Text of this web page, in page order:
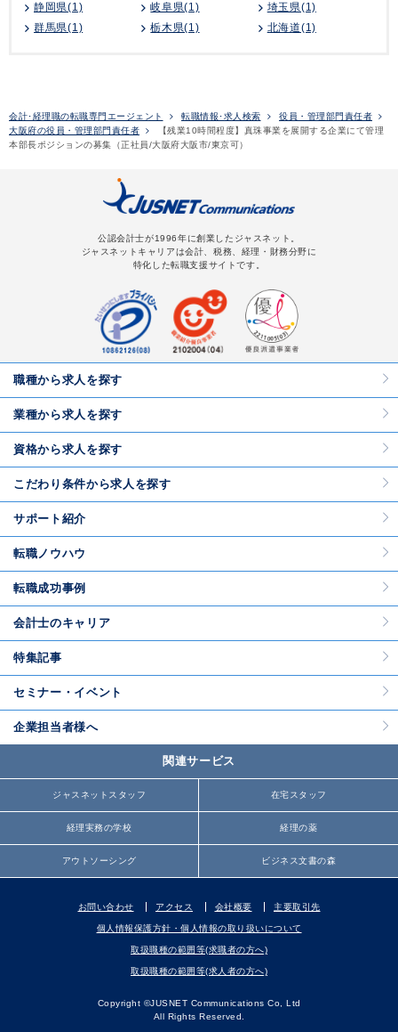
静岡県(1)
岐阜県(1)
埼玉県(1)
群馬県(1)
栃木県(1) 北海道(1)
会計･経理職の転職専門エージェント 転職情報･求人検索
役員・管理部門責任者
大阪府の役員・管理部門責任者
【残業10時間程度】真珠事業を展開する企業にて管理
本部長ポジションの募集（正社員/大阪府大阪市/東京可）
公認会計士が1996年に創業したジャスネット。
ジャスネットキャリアは会計、税務、経理・財務分野に
特化した転職支援サイトです。
職種から求人を探す
業種から求人を探す
資格から求人を探す
こだわり条件から求人を探す
サポート紹介
転職ノウハウ
転職成功事例
会計士のキャリア
特集記事
セミナー・イベント
企業担当者様へ
関連サービス
ジャスネットスタッフ 在宅スタッフ
経理実務の学校 経理の薬
アウトソーシング ビジネス文書の森
お問い合わせ アクセス 会社概要 主要取引先
個人情報保護方針・個人情報の取り扱いについて
取扱職種の範囲等(求職者の方へ)
取扱職種の範囲等(求人者の方へ)
Copyright ©JUSNET Communications Co, Ltd
All Rights Reserved.